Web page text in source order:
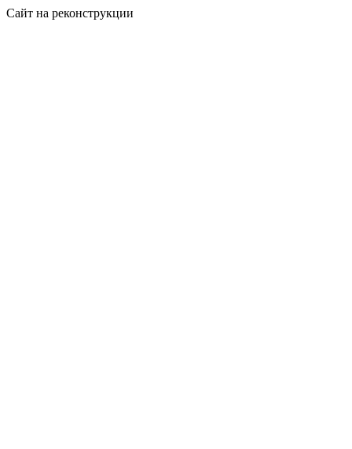
Сайт на реконструкции